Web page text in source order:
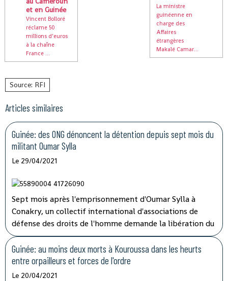
et en Guinée
Vincent Bolloré
réclame 50
millions d’euros
à la chaîne
France ...
La ministre
guinéenne en
charge des
Affaires
étrangères
Makalé Camar...
Source: RFI
Articles similaires
Guinée: des ONG dénoncent la détention depuis sept mois du
militant Oumar Sylla
Le 29/04/2021
Sept mois après l'emprisonnement d'Oumar Sylla à
Conakry, un collectif international d'associations de
défense des droits de l'homme demande la libération du
militant guinéen. Il avait, au sein du Front national pour
la défense de la Constitution, dénoncé la réforme
constitutionnelle qui a permis à Alpha Condé de
briguer et d'obtenir un troisième mandat présidentiel.
Guinée: au moins deux morts à Kouroussa dans les heurts
entre orpailleurs et forces de l'ordre
Le 20/04/2021